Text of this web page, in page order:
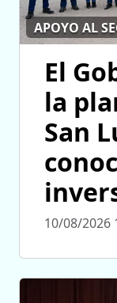
APOYO AL
El
la
San
10/08/2026